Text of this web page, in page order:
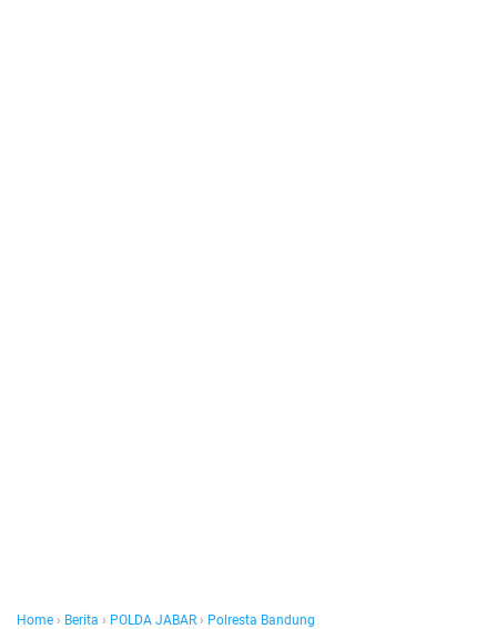
Home › Berita › POLDA JABAR › Polresta Bandung